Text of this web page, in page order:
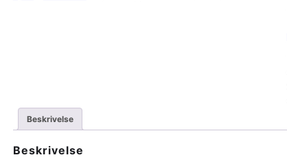
Beskrivelse
Beskrivelse